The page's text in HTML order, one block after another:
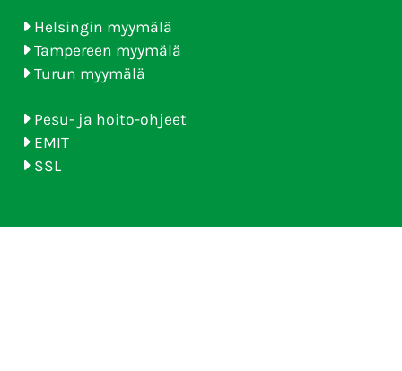
Helsingin myymälä
Tampereen myymälä
Turun myymälä
Pesu- ja hoito-ohjeet
EMIT
SSL